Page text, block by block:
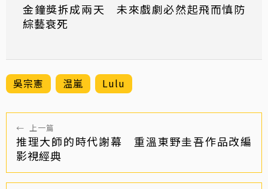
金鐘獎拆成兩天 未來戲劇必然起飛而慎防
綜藝衰死
吳宗憲 温嵐 Lulu
← 上一篇
推理大師的時代謝幕 重溫東野圭吾作品改編
影視經典